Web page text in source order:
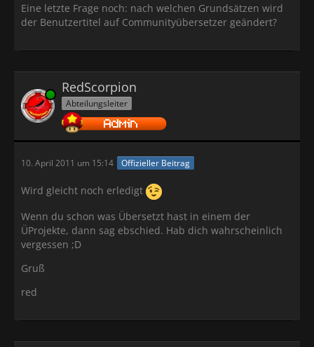
Eine letzte Frage noch: nach welchen Grundsätzen wird
der Benutzertitel auf Communityübersetzer geändert?
Online RedScorpion
Abteilungsleiter
10. April 2011 um 15:14 Offizieller Beitrag
Wird gleicht noch erledigt
Wenn du schon was Übersetzt hast in einem der
ÜProjekte, dann sag ebschied. Hab dich wahrscheinlich
vergessen ;D
Gruß
red